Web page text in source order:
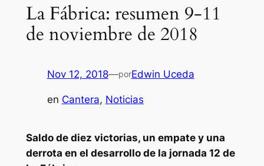
La Fábrica: resumen 9-11
de noviembre de 2018
Nov 12, 2018—porEdwin Uceda
en Cantera, Noticias
Saldo de diez victorias, un empate y una
derrota en el desarrollo de la jornada 12 de